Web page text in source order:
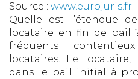
Source : www.eurojuris.fr
Quelle est l’étendue
locataire en fin de bail
fréquents
locataires. Le locataire,
dans le bail initial à